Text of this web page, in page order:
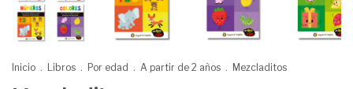
Inicio . Libros . Por edad . A partir de 2 años . Mezcladitos